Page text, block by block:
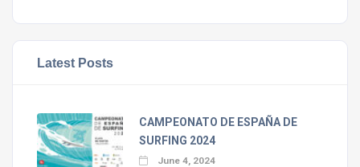
Latest Posts
CAMPEONATO DE ESPAÑA DE
SURFING 2024
June 4, 2024